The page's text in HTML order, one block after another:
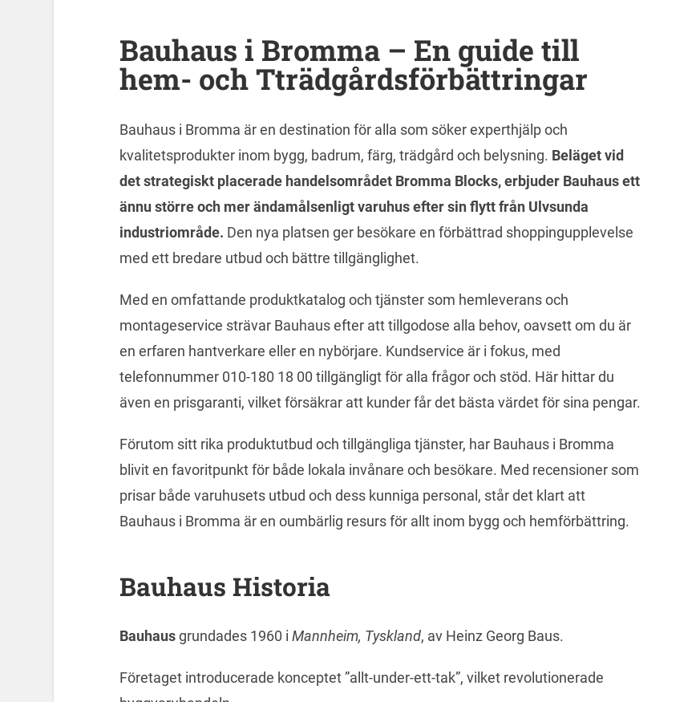
Bauhaus i Bromma – En guide till
hem- och Tträdgårdsförbättringar
Bauhaus i Bromma är en destination för alla som söker experthjälp och
kvalitetsprodukter inom bygg, badrum, färg, trädgård och belysning. Beläget vid
det strategiskt placerade handelsområdet Bromma Blocks, erbjuder Bauhaus ett
ännu större och mer ändamålsenligt varuhus efter sin flytt från Ulvsunda
industriområde. Den nya platsen ger besökare en förbättrad shoppingupplevelse
med ett bredare utbud och bättre tillgänglighet.
Med en omfattande produktkatalog och tjänster som hemleverans och
montageservice strävar Bauhaus efter att tillgodose alla behov, oavsett om du är
en erfaren hantverkare eller en nybörjare. Kundservice är i fokus, med
telefonnummer 010-180 18 00 tillgängligt för alla frågor och stöd. Här hittar du
även en prisgaranti, vilket försäkrar att kunder får det bästa värdet för sina pengar.
Förutom sitt rika produktutbud och tillgängliga tjänster, har Bauhaus i Bromma
blivit en favoritpunkt för både lokala invånare och besökare. Med recensioner som
prisar både varuhusets utbud och dess kunniga personal, står det klart att
Bauhaus i Bromma är en oumbärlig resurs för allt inom bygg och hemförbättring.
Bauhaus Historia
Bauhausgrundades 1960 i Mannheim, Tyskland, av Heinz Georg Baus.
Företaget introducerade konceptet ”allt-under-ett-tak”, vilket revolutionerade